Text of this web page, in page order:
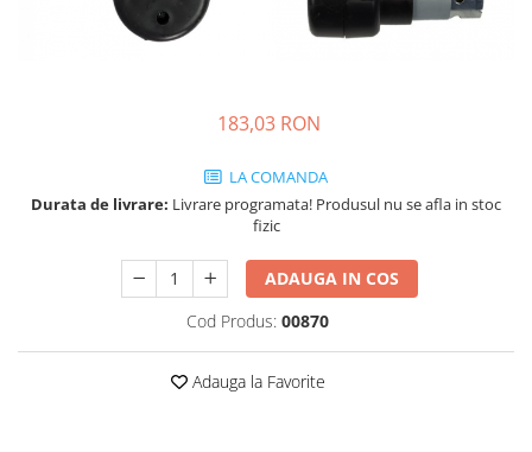
183,03 RON
LA COMANDA
Durata de livrare: Livrare programata! Produsul nu se afla in stoc
fizic
ADAUGA IN COS
Cod Produs: 00870
Adauga la Favorite